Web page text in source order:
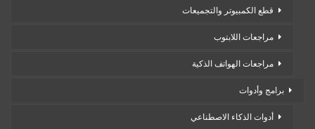
قطع الكمبيوتر والتجميعات
مراجعات اللابتوب
مراجعات الهواتف الذكية
برامج وأدوات
أدوات الذكاء الاصطناعي